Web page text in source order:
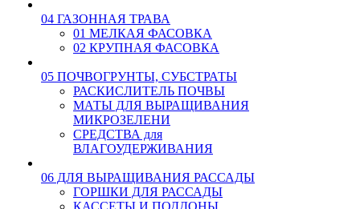
04 ГАЗОННАЯ ТРАВА
01 МЕЛКАЯ ФАСОВКА
02 КРУПНАЯ ФАСОВКА
05 ПОЧВОГРУНТЫ, СУБСТРАТЫ
РАСКИСЛИТЕЛЬ ПОЧВЫ
МАТЫ ДЛЯ ВЫРАЩИВАНИЯ
МИКРОЗЕЛЕНИ
СРЕДСТВА для
ВЛАГОУДЕРЖИВАНИЯ
06 ДЛЯ ВЫРАЩИВАНИЯ РАССАДЫ
ГОРШКИ ДЛЯ РАССАДЫ
КАССЕТЫ И ПОДДОНЫ